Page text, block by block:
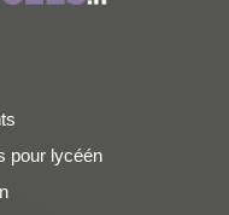
pour lycéén